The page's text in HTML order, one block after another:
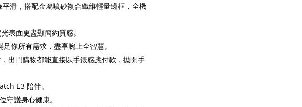
滑，搭配金屬噴砂複合纖維輕量邊框，全機
表面更盡顯簡約質感。
你所有需求，盡享腕上全智慧。
出門購物都能直接以手錶感應付款，拋開手
E3 陪伴。
護身心健康。